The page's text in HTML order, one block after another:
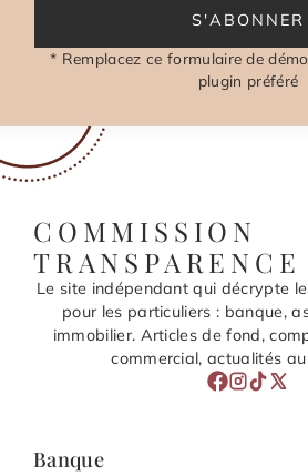
S'ABONNER
* Remplacez ce formulaire de
plugin préféré
COMMISSION
TRANSPARENCE
Le site indépendant qui décrypte
pour les particuliers : banque,
immobilier. Articles de fond,
commercial, actualités
Banque